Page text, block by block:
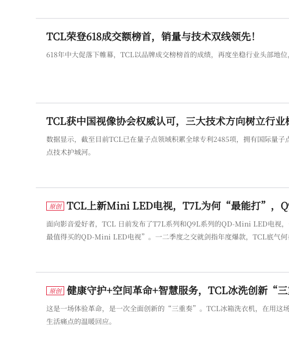
TCL荣登618成交额榜首，销量与技术双线领先！
618年中大促落下帷幕，TCL以品牌成交榜榜首的成绩，再度坐稳行业头部地
TCL获中国视像协会权威认可，三大技术方向树立行业
数据显示，截至目前TCL已在量子点领域积累全球专利2485项，拥有国际量
点技术护城河。
原创 TCL上新Mini LED电视，T7L为何“最能打”，
面向影音爱好者，TCL 日前发布了T7L系列和Q9L系列的QD-Mini LED电
最值得买的QD-Mini LED电视”。一二季度之交就剑指年度爆款，TCL底气何
原创 健康守护+空间革命+智慧服务，TCL冰洗创新“
这是一场体验革命，是一次全面创新的“三重奏”。TCL冰箱洗衣机，在用这
生活痛点的温暖回应。